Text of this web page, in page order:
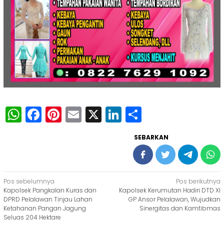
WhatsApp
Facebook
Pinterest
Email
X LinkedIn
SEBARKAN
Navigasi
pos
Pos sebelumnya
Kapolsek Pangkalan Kuras dan
DPRD Pelalawan Tinjau Lahan
Ketahanan Pangan Jagung
Seluas 204 Hektare
Pos berikutnya
Kapolsek Kerumutan Hadiri DTD XI
GP Ansor Pelalawan, Wujudkan
Sinergitas dan Kamtibmas